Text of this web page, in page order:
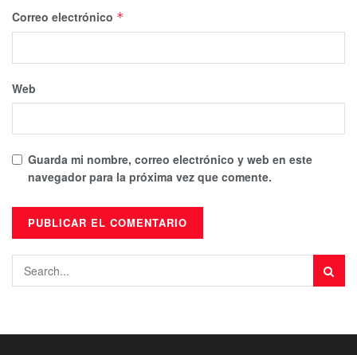
Correo electrónico *
Web
Guarda mi nombre, correo electrónico y web en este
navegador para la próxima vez que comente.